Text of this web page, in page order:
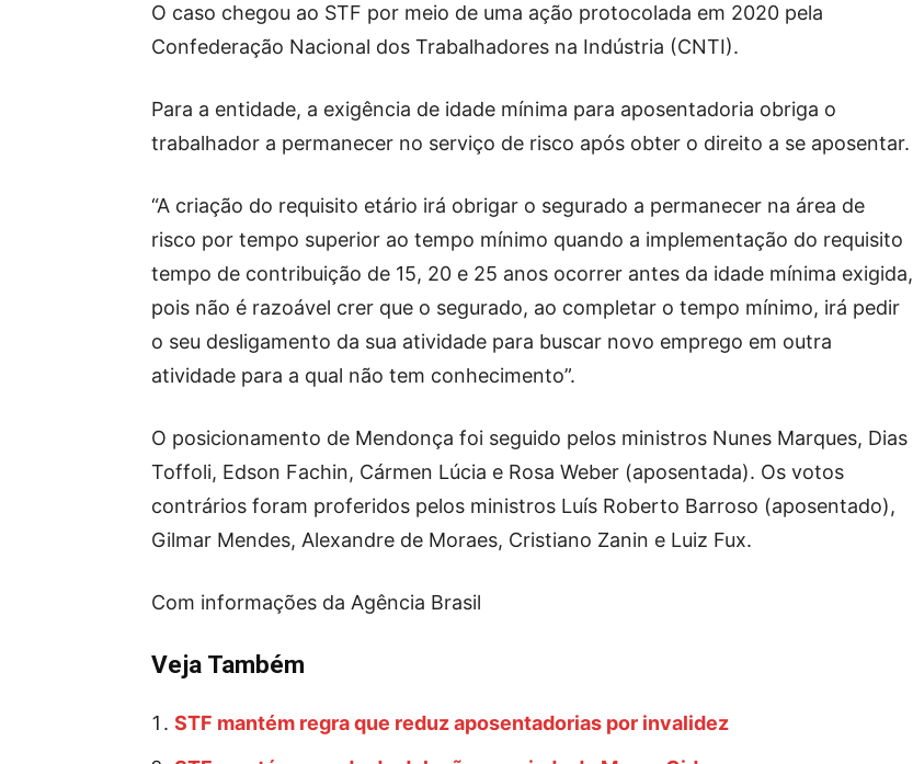
O caso chegou ao STF por meio de uma ação protocolada em 2020 pela
Confederação Nacional dos Trabalhadores na Indústria (CNTI).
Para a entidade, a exigência de idade mínima para aposentadoria obriga o
trabalhador a permanecer no serviço de risco após obter o direito a se aposentar.
“A criação do requisito etário irá obrigar o segurado a permanecer na área de
risco por tempo superior ao tempo mínimo quando a implementação do requisito
tempo de contribuição de 15, 20 e 25 anos ocorrer antes da idade mínima exigida,
pois não é razoável crer que o segurado, ao completar o tempo mínimo, irá pedir
o seu desligamento da sua atividade para buscar novo emprego em outra
atividade para a qual não tem conhecimento”.
O posicionamento de Mendonça foi seguido pelos ministros Nunes Marques, Dias
Toffoli, Edson Fachin, Cármen Lúcia e Rosa Weber (aposentada). Os votos
contrários foram proferidos pelos ministros Luís Roberto Barroso (aposentado),
Gilmar Mendes, Alexandre de Moraes, Cristiano Zanin e Luiz Fux.
Com informações da Agência Brasil
Veja Também
STF mantém regra que reduz aposentadorias por invalidez